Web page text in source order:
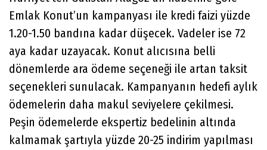
Emlak Konut’un kampanyası ile kredi faizi yüzde
1.20-1.50 bandına kadar düşecek. Vadeler ise 72
aya kadar uzayacak. Konut alıcısına belli
dönemlerde ara ödeme seçeneği ile artan taksit
seçenekleri sunulacak. Kampanyanın hedefi aylık
ödemelerin daha makul seviyelere çekilmesi.
Peşin ödemelerde ekspertiz bedelinin altında
kalmamak şartıyla yüzde 20-25 indirim yapılması